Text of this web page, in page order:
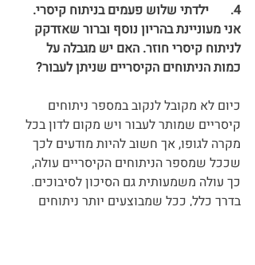
4.	ילדתי שלוש פעמים בניתוח קיסרי.
אני מעוניינת בהריון נוסף וברור שאזדקק
לניתוח קיסרי חוזר. האם יש מגבלה על
כמות הניתוחים הקיסריים שניתן לעבור?
כיום לא מקובל לנקוב במספר ניתוחים
קיסריים שמותר לעבור ויש מקום לדון בכל
מקרה לגופו, אך חשוב להיות מודעים לכך
שככל שמספר הניתוחים הקיסריים עולה,
כך עולה משמעותית גם הסיכון לסיבוכים.
בדרך כלל, ככל שמבוצעים יותר ניתוחים